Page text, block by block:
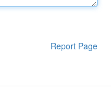
Report Page